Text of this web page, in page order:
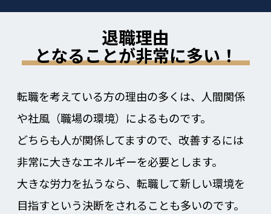
退職理由
となることが非常に多い！
転職を考えている方の理由の多くは、人間関係
や社風（職場の環境）によるものです。
どちらも人が関係してますので、改善するには
非常に大きなエネルギーを必要とします。
大きな労力を払うなら、転職して新しい環境を
目指すという決断をされることも多いのです。